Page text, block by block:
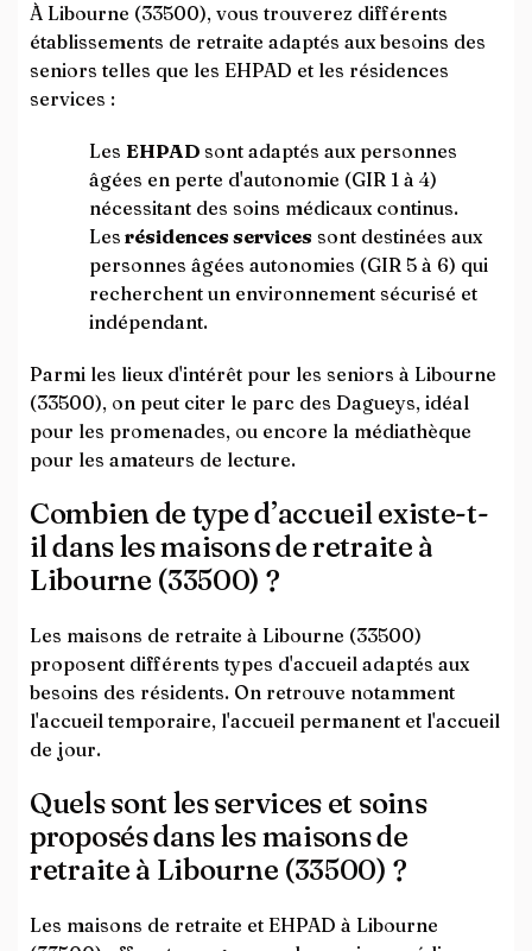
À Libourne (33500), vous trouverez différents
établissements de retraite adaptés aux besoins des
seniors telles que les EHPAD et les résidences
services :
Les EHPAD sont adaptés aux personnes
âgées en perte d'autonomie (GIR 1 à 4)
nécessitant des soins médicaux continus.
Les résidences services sont destinées aux
personnes âgées autonomies (GIR 5 à 6) qui
recherchent un environnement sécurisé et
indépendant.
Parmi les lieux d'intérêt pour les seniors à Libourne
(33500), on peut citer le parc des Dagueys, idéal
pour les promenades, ou encore la médiathèque
pour les amateurs de lecture.
Combien de type d’accueil existe-t-
il dans les maisons de retraite à
Libourne (33500) ?
Les maisons de retraite à Libourne (33500)
proposent différents types d'accueil adaptés aux
besoins des résidents. On retrouve notamment
l'accueil temporaire, l'accueil permanent et l'accueil
de jour.
Quels sont les services et soins
proposés dans les maisons de
retraite à Libourne (33500) ?
Les maisons de retraite et EHPAD à Libourne